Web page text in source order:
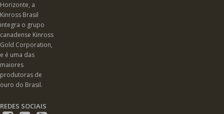
Horizonte, a
Kinross Brasil
integra o grupo
canadense Kinross
Gold Corporation,
e é uma das
maiores
produtoras de
ouro do Brasil.
REDES SOCIAIS